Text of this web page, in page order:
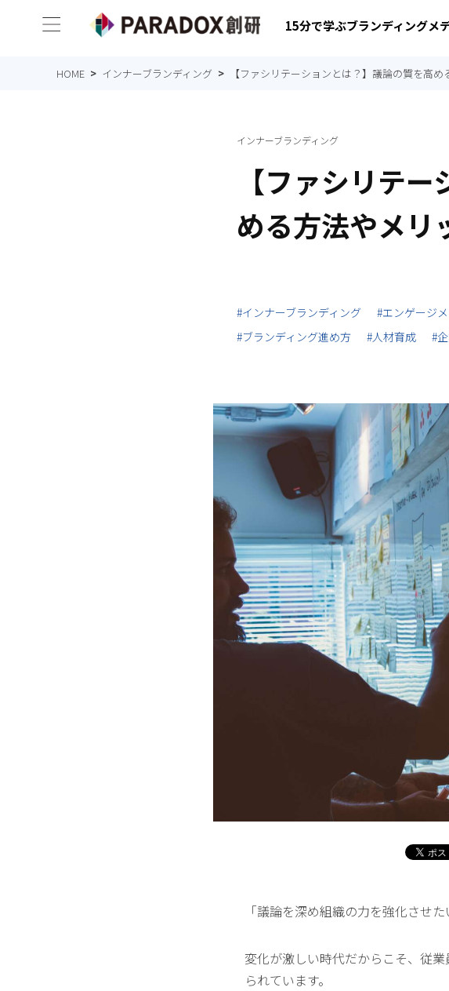
15分で学ぶブランディングメ
HOME インナーブランディング 【ファシリテーションとは？】議論の質を高
インナーブランディング
【ファシリテ
める方法やメリ
#インナーブランディング #エンゲージ
#ブランディング進め方
#人材育成 #
「議論を深め組織の力を強化させ
変化が激しい時代だからこそ、従
られています。